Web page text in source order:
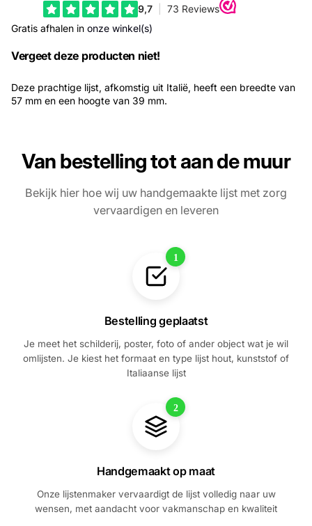
Gratis afhalen in onze winkel(s)
Vergeet deze producten niet!
Deze prachtige lijst, afkomstig uit Italië, heeft een breedte van
57 mm en een hoogte van 39 mm.
Van bestelling tot aan de muur
Bekijk hier hoe wij uw handgemaakte lijst met zorg
vervaardigen en leveren
1
Bestelling geplaatst
Je meet het schilderij, poster, foto of ander object wat je wil
omlijsten. Je kiest het formaat en type lijst hout, kunststof of
Italiaanse lijst
2
Handgemaakt op maat
Onze lijstenmaker vervaardigt de lijst volledig naar uw
wensen, met aandacht voor vakmanschap en kwaliteit